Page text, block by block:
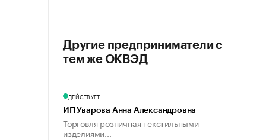
Другие предприниматели с
тем же ОКВЭД
ДЕЙСТВУЕТ
ИП Уварова Анна Александровна
Торговля розничная текстильными
изделиями...